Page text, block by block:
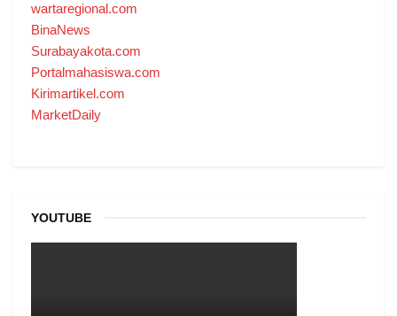
wartaregional.com
BinaNews
Surabayakota.com
Portalmahasiswa.com
Kirimartikel.com
MarketDaily
YOUTUBE